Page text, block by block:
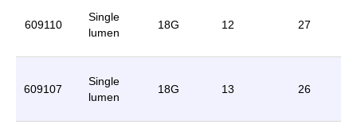
609110
Single
lumen
18G 12 27
609107
Single
lumen
18G 13 26